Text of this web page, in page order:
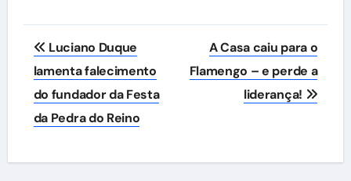
Navegação
de
Post
Luciano Duque
lamenta falecimento
do fundador da Festa
da Pedra do Reino
A Casa caiu para o
Flamengo – e perde a
liderança!